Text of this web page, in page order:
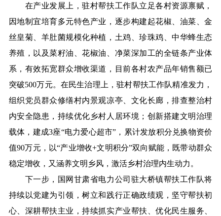
在产业发展上，驻村帮扶工作队立足各村资源禀赋，
因地制宜培育多元特色产业，逐步构建起花椒、油菜、金
丝皇菊、羊肚菌规模化种植，土鸡、珍珠鸡、中华蜂生态
养殖，以及菜籽油、花椒油、净菜深加工的全链条产业体
系，有效拓宽群众增收渠道，目前各村农产品年销售额已
突破500万元。在民生治理上，驻村帮扶工作队精准发力，
组织党员群众修缮村内景观凉亭、文化长廊，排查整治村
内安全隐患，持续优化乡村人居环境；创新搭建文明治理
载体，建成3座“电力爱心超市”，累计发放积分兑换物资价
值90万元，以“产业增收+文明积分”双向赋能，既带动群众
稳定增收，又涵养文明乡风，激活乡村治理内生动力。
下一步，国网甘肃省电力公司驻大桥镇帮扶工作队将
持续以党建为引领，树立和践行正确政绩观，坚守帮扶初
心、深耕帮扶主业，持续抓实产业帮扶、优化民生服务、